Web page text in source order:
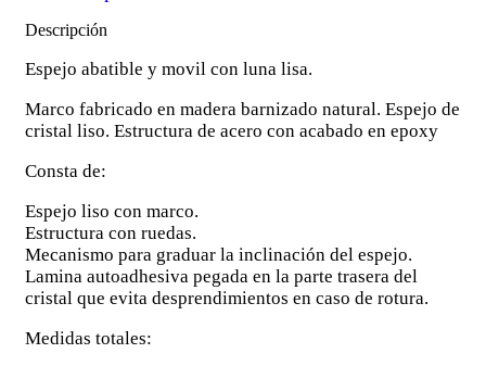
Descripción
Espejo abatible y movil con luna lisa.
Marco fabricado en madera barnizado natural. Espejo de
cristal liso. Estructura de acero con acabado en epoxy
Consta de:
Espejo liso con marco.
Estructura con ruedas.
Mecanismo para graduar la inclinación del espejo.
Lamina autoadhesiva pegada en la parte trasera del
cristal que evita desprendimientos en caso de rotura.
Medidas totales: